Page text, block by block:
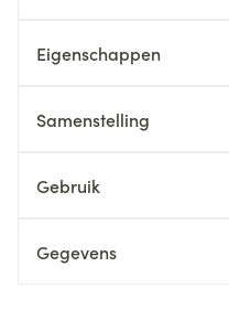
Eigenschappen
Samenstelling
Gebruik
Gegevens